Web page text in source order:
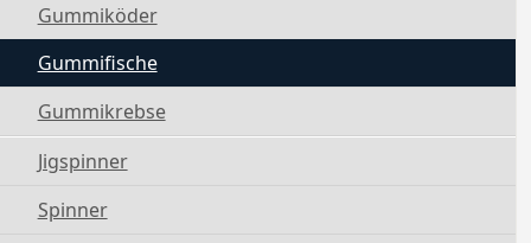
Gummiköder
Gummifische
Gummikrebse
Jigspinner
Spinner